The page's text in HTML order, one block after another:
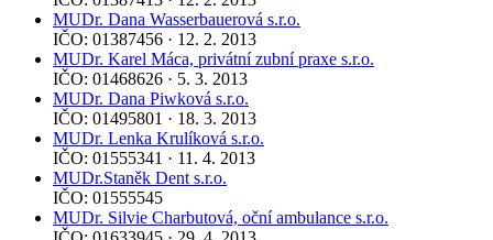
MUDr. Dana Wasserbauerová s.r.o.
IČO: 01387456 · 12. 2. 2013
MUDr. Karel Máca, privátní zubní praxe s.r.o.
IČO: 01468626 · 5. 3. 2013
MUDr. Dana Piwková s.r.o.
IČO: 01495801 · 18. 3. 2013
MUDr. Lenka Krulíková s.r.o.
IČO: 01555341 · 11. 4. 2013
MUDr.Staněk Dent s.r.o.
IČO: 01555545
MUDr. Silvie Charbutová, oční ambulance s.r.o.